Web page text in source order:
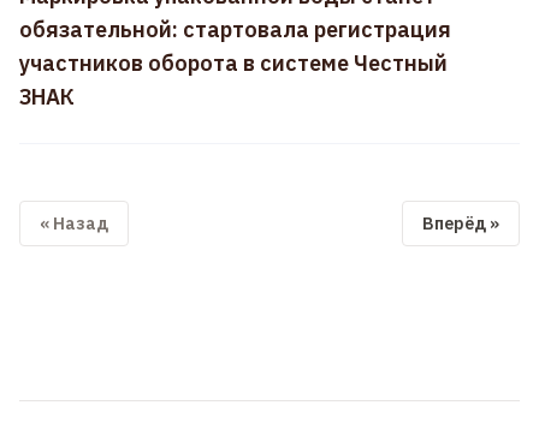
обязательной: стартовала регистрация
участников оборота в системе Честный
ЗНАК
« Назад Вперёд »